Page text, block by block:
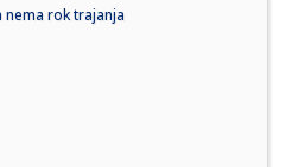
rok trajanja